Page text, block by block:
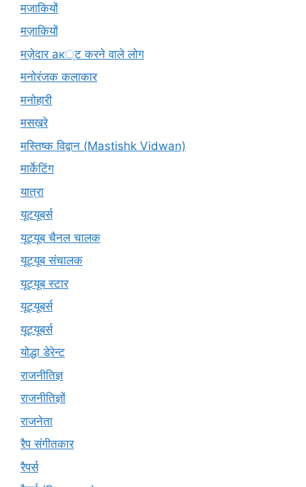
मजाकियों
मज़ाकियों
मज़ेदार ак्ट करने वाले लोग
मनोरंजक कलाकार
मनोहारी
मसख़रे
मस्तिष्क विद्वान (Mastishk Vidwan)
मार्केटिंग
यात्रा
यूटयूबर्स
यूट्यूब चैनल चालक
यूट्यूब संचालक
यूट्यूब स्टार
यूट्‍यूबर्स
यूट्यूबर्स
योद्धा डेरेन्ट
राजनीतिज्ञ
राजनीतिज्ञों
राजनेता
रैप संगीतकार
रैपर्स